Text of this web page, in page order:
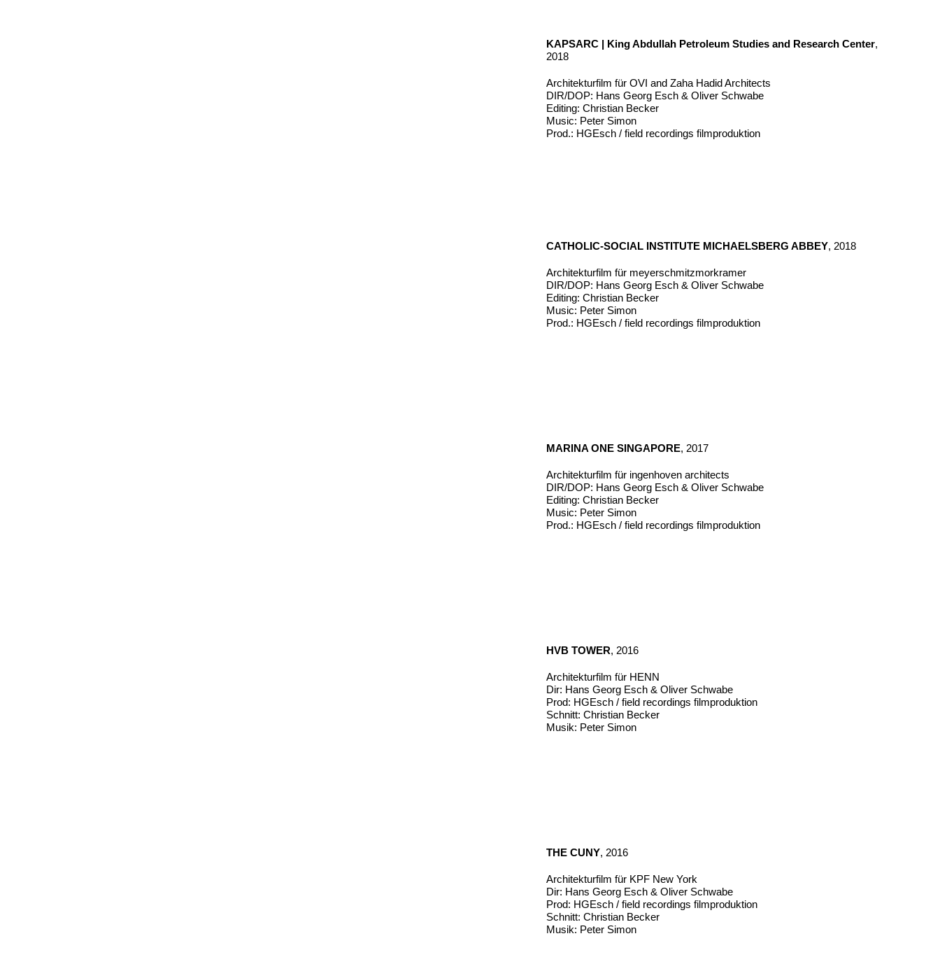
KAPSARC | King Abdullah Petroleum Studies and Research Center,
2018
Architekturfilm für OVI and Zaha Hadid Architects
DIR/DOP: Hans Georg Esch & Oliver Schwabe
Editing: Christian Becker
Music: Peter Simon
Prod.: HGEsch / field recordings filmproduktion
CATHOLIC-SOCIAL INSTITUTE MICHAELSBERG ABBEY, 2018
Architekturfilm für meyerschmitzmorkramer
DIR/DOP: Hans Georg Esch & Oliver Schwabe
Editing: Christian Becker
Music: Peter Simon
Prod.: HGEsch / field recordings filmproduktion
MARINA ONE SINGAPORE, 2017
Architekturfilm für ingenhoven architects
DIR/DOP: Hans Georg Esch & Oliver Schwabe
Editing: Christian Becker
Music: Peter Simon
Prod.: HGEsch / field recordings filmproduktion
HVB TOWER, 2016
Architekturfilm für HENN
Dir: Hans Georg Esch & Oliver Schwabe
Prod: HGEsch / field recordings filmproduktion
Schnitt: Christian Becker
Musik: Peter Simon
THE CUNY, 2016
Architekturfilm für KPF New York
Dir: Hans Georg Esch & Oliver Schwabe
Prod: HGEsch / field recordings filmproduktion
Schnitt: Christian Becker
Musik: Peter Simon